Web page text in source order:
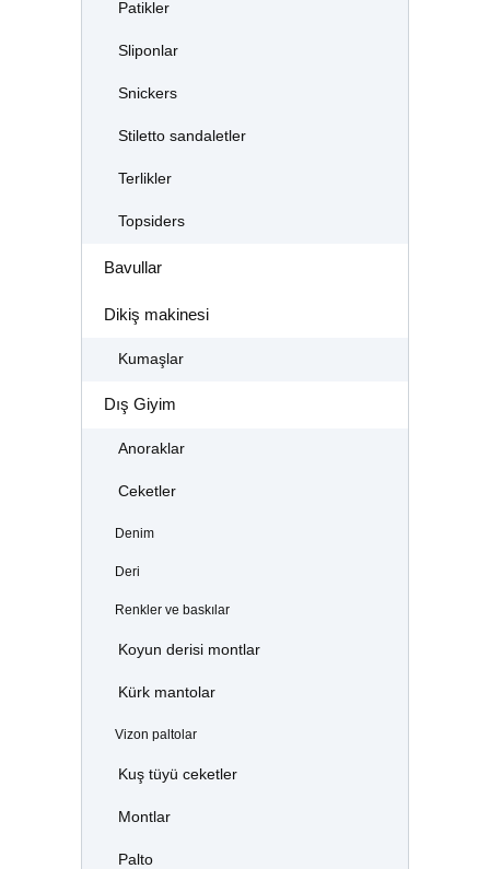
Patikler
Sliponlar
Snickers
Stiletto sandaletler
Terlikler
Topsiders
Bavullar
Dikiş makinesi
Kumaşlar
Dış Giyim
Anoraklar
Ceketler
Denim
Deri
Renkler ve baskılar
Koyun derisi montlar
Kürk mantolar
Vizon paltolar
Kuş tüyü ceketler
Montlar
Palto